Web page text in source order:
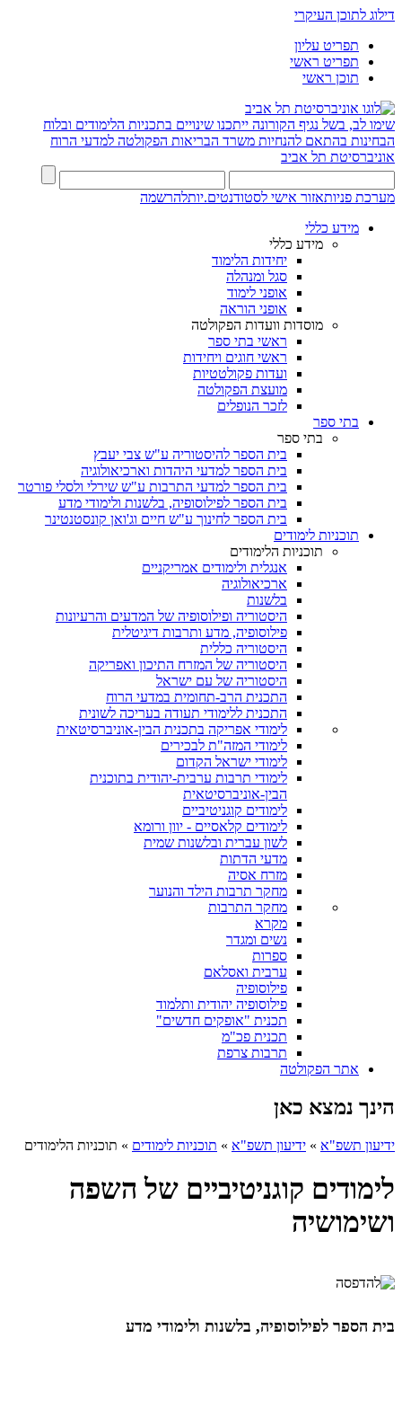
דילוג לתוכן העיקרי
תפריט עליון
תפריט ראשי
תוכן ראשי
שימו לב, בשל נגיף הקורונה ייתכנו שינויים בתכניות הלימודים ובלוח
הבחינות בהתאם להנחיות משרד הבריאות הפקולטה למדעי הרוח
אוניברסיטת תל אביב
מערכת פניותאזור אישי לסטודנטים.יותלהרשמה
מידע כללי
מידע כללי
יחידות הלימוד
סגל ומנהלה
אופני לימוד
אופני הוראה
מוסדות וועדות הפקולטה
ראשי בתי ספר
ראשי חוגים ויחידות
ועדות פקולטטיות
מועצת הפקולטה
לזכר הנופלים
בתי ספר
בתי ספר
בית הספר להיסטוריה ע"ש צבי יעבץ
בית הספר למדעי היהדות וארכיאולוגיה
בית הספר למדעי התרבות ע"ש שירלי ולסלי פורטר
בית הספר לפילוסופיה, בלשנות ולימודי מדע
בית הספר לחינוך ע"ש חיים וג'ואן קונסטנטינר
תוכניות לימודים
תוכניות הלימודים
אנגלית ולימודים אמריקניים
ארכיאולוגיה
בלשנות
היסטוריה ופילוסופיה של המדעים והרעיונות
פילוסופיה, מדע ותרבות דיגיטלית
היסטוריה כללית
היסטוריה של המזרח התיכון ואפריקה
היסטוריה של עם ישראל
התכנית הרב-תחומית במדעי הרוח
התכנית ללימודי תעודה בעריכה לשונית
לימודי אפריקה בתכנית הבין-אוניברסיטאית
לימודי המזה"ת לבכירים
לימודי ישראל הקדום
לימודי תרבות ערבית-יהודית בתוכנית
הבין-אוניברסיטאית
לימודים קוגניטיביים
לימודים קלאסיים - יוון ורומא
לשון עברית ובלשנות שמית
מדעי הדתות
מזרח אסיה
מחקר תרבות הילד והנוער
מחקר התרבות
מקרא
נשים ומגדר
ספרות
ערבית ואסלאם
פילוסופיה
פילוסופיה יהודית ותלמוד
תכנית "אופקים חדשים"
תכנית פכ"מ
תרבות צרפת
אתר הפקולטה
הינך נמצא כאן
ידיעון תשפ"א » ידיעון תשפ"א » תוכניות לימודים » תוכניות הלימודים
לימודים קוגניטיביים של השפה
ושימושיה
בית הספר לפילוסופיה, בלשנות ולימודי מדע